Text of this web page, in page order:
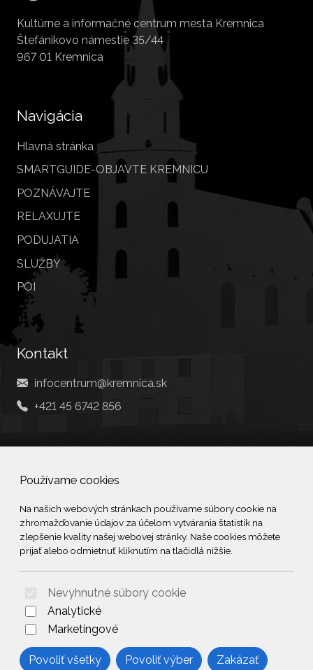
Používame cookies
Na našich webových stránkach používame súbory cookie na
zhromažďovanie údajov za účelom vytvárania štatistík na
zlepšenie kvality našej webovej stránky. Naše cookies môžete
prijať alebo odmietnuť kliknutím na tlačidlá nižšie.
Nevyhnutné súbory cookie
Analytické
Marketingové
Povoliť všetky Povoliť výber Zakázať
Kultúrne a informačné centrum mesta Kremnica
Štefánikovo námestie 35/44
967 01 Kremnica
Navigácia
Hlavná stránka
SMARTGUIDE-OBJAVTE KREMNICU
POZNÁVAJTE
RELAXUJTE
PODUJATIA
SLUŽBY
POI
Kontakt
infocentrum@kremnica.sk
+421 45 6742 856
Social
Facebook
© 2026 Arrabella s.r.o., mayabella s.r.o., Všetky práva vyhradené.
Hosting: - Web: